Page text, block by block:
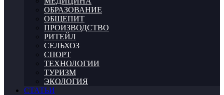
ОБРАЗОВАНИЕ
ОБЩЕПИТ
ПРОИЗВОДСТВО
РИТЕЙЛ
СЕЛЬХОЗ
СПОРТ
ТЕХНОЛОГИИ
ТУРИЗМ
ЭКОЛОГИЯ
СТАТЬИ